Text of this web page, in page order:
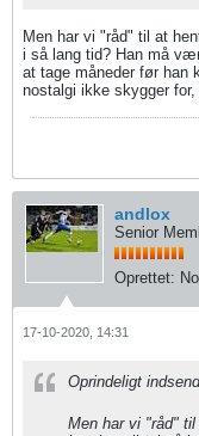
Men har vi "råd" til at
i så lang tid? Han må
at tage måneder før han
nostalgi ikke skygger
andlox
Senior
Oprettet:
17-10-2020, 14:31
Oprindeligt
Men har vi "råd"